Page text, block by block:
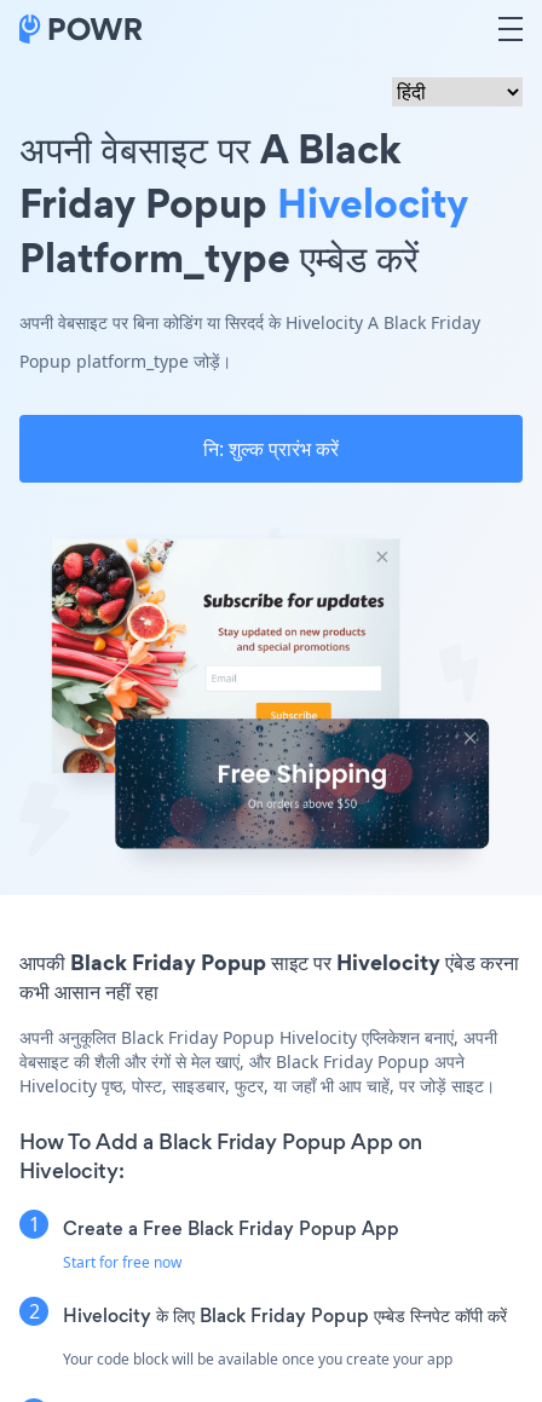
अपनी वेबसाइट पर A Black
Friday Popup Hivelocity
Platform_type एम्बेड करें
अपनी वेबसाइट पर बिना कोडिंग या सिरदर्द के Hivelocity A Black Friday
Popup platform_type जोड़ें।
नि: शुल्क प्रारंभ करें
आपकी Black Friday Popup साइट पर Hivelocity एंबेड करना
कभी आसान नहीं रहा
अपनी अनुकूलित Black Friday Popup Hivelocity एप्लिकेशन बनाएं, अपनी
वेबसाइट की शैली और रंगों से मेल खाएं, और Black Friday Popup अपने
Hivelocity पृष्ठ, पोस्ट, साइडबार, फुटर, या जहाँ भी आप चाहें, पर जोड़ें साइट।
How To Add a Black Friday Popup App on
Hivelocity:
Create a Free Black Friday Popup App
Start for free now
Hivelocity के लिए Black Friday Popup एम्बेड स्निपेट कॉपी करें
Your code block will be available once you create your app